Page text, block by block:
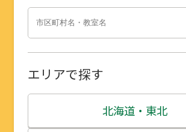
エリアで探す
北海道・東北